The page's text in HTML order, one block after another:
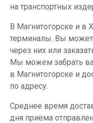
на транспортных
В Магнитогорске и в
терминалы. Вы
через них или
Мы можем забрать
в Магнитогорске и
по адресу.
Среднее время
дня приёма